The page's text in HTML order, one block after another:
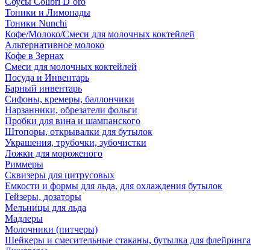
Тоники и Лимонады
Тоники Nunchi
Кофе/Молоко/Смеси для молочных коктейлей
Альтернативное молоко
Кофе в Зернах
Смеси для молочных коктейлей
Посуда и Инвентарь
Барный инвентарь
Сифоны, кремеры, баллончики
Нарзанники, обрезатели фольги
Пробки для вина и шампанского
Штопоры, открывалки для бутылок
Украшения, трубочки, зубочистки
Ложки для мороженого
Риммеры
Сквизеры для цитрусовых
Емкости и формы для льда, для охлаждения бутылок
Гейзеры, дозаторы
Мельницы для льда
Мадлеры
Молочники (питчеры)
Шейкеры и смесительные стаканы, бутылка для флейринга